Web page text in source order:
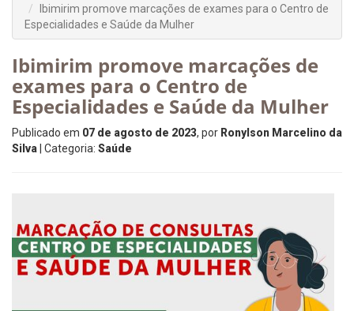
Ibimirim promove marcações de exames para o Centro de
Especialidades e Saúde da Mulher
Ibimirim promove marcações de
exames para o Centro de
Especialidades e Saúde da Mulher
Publicado em 07 de agosto de 2023, por Ronylson Marcelino da
Silva | Categoria: Saúde